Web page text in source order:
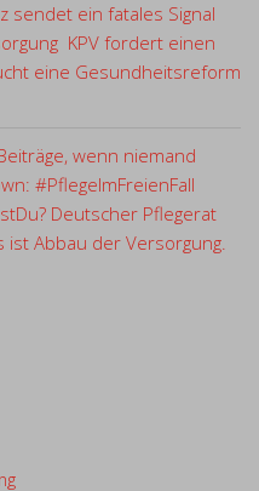
sendet ein fatales Signal
KPV fordert einen
eine Gesundheitsreform
wenn niemand
#PflegeImFreienFall
Deutscher Pflegerat
ist Abbau der Versorgung.